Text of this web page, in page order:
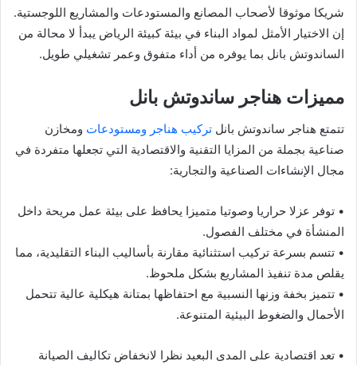
شريكا موثوقا لأصحاب المصانع والمستودعات والمشاريع اللوجستية.
إن الاختيار الأمثل لمواد البناء في بيئة كبيئة الرياض يبدأ لا محالة من
الساندوتش بانل بما يوفره من أداء متفوق وعمر تشغيلي طويل.
مميزات هناجر ساندوتش بانل
تتمتع هناجر ساندوتش بانل تركيب هناجر ومستودعات ومخازن
صناعية بجملة من المزايا التقنية والاقتصادية التي تجعلها متفردة في
مجال الإنشاءات الصناعية والتجارية:
• توفر عزلا حراريا وصوتيا متميزا يحافظ على بيئة عمل مريحة داخل
المنشأة في مختلف الفصول.
• تتسم بسرعة تركيب استثنائية مقارنة بأساليب البناء التقليدية، مما
يقلص مدة تنفيذ المشاريع بشكل ملحوظ.
• تتميز بخفة وزنها النسبية مع احتفاظها بمتانة هيكلية عالية تتحمل
الأحمال والضغوط البيئية المتنوعة.
• تعد اقتصادية على المدى البعيد نظرا لانخفاض تكاليف الصيانة